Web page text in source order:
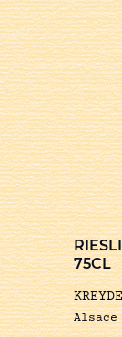
75CL